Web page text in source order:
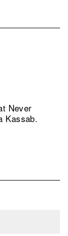
Never
Kassab.